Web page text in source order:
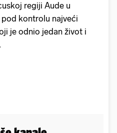
regiji Aude u
kontrolu najveći
je odnio jedan život i